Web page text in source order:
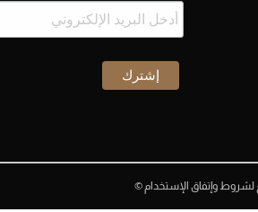
وإتفاق الإستخدام ©